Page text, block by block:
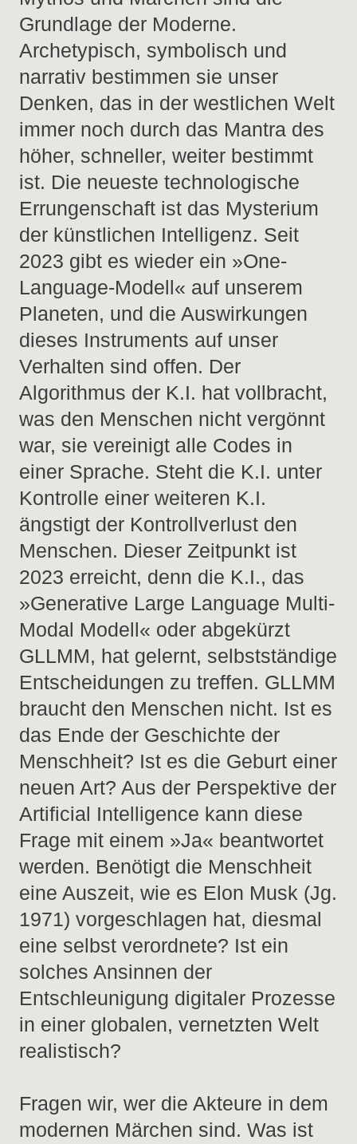
Grundlage der Moderne.
Archetypisch, symbolisch und
narrativ bestimmen sie unser
Denken, das in der westlichen Welt
immer noch durch das Mantra des
höher, schneller, weiter bestimmt
ist. Die neueste technologische
Errungenschaft ist das Mysterium
der künstlichen Intelligenz. Seit
2023 gibt es wieder ein »One-
Language-Modell« auf unserem
Planeten, und die Auswirkungen
dieses Instruments auf unser
Verhalten sind offen. Der
Algorithmus der K.I. hat vollbracht,
was den Menschen nicht vergönnt
war, sie vereinigt alle Codes in
einer Sprache. Steht die K.I. unter
Kontrolle einer weiteren K.I.
ängstigt der Kontrollverlust den
Menschen. Dieser Zeitpunkt ist
2023 erreicht, denn die K.I., das
»Generative Large Language Multi-
Modal Modell« oder abgekürzt
GLLMM, hat gelernt, selbstständige
Entscheidungen zu treffen. GLLMM
braucht den Menschen nicht. Ist es
das Ende der Geschichte der
Menschheit? Ist es die Geburt einer
neuen Art? Aus der Perspektive der
Artificial Intelligence kann diese
Frage mit einem »Ja« beantwortet
werden. Benötigt die Menschheit
eine Auszeit, wie es Elon Musk (Jg.
1971) vorgeschlagen hat, diesmal
eine selbst verordnete? Ist ein
solches Ansinnen der
Entschleunigung digitaler Prozesse
in einer globalen, vernetzten Welt
realistisch?
Fragen wir, wer die Akteure in dem
modernen Märchen sind. Was ist